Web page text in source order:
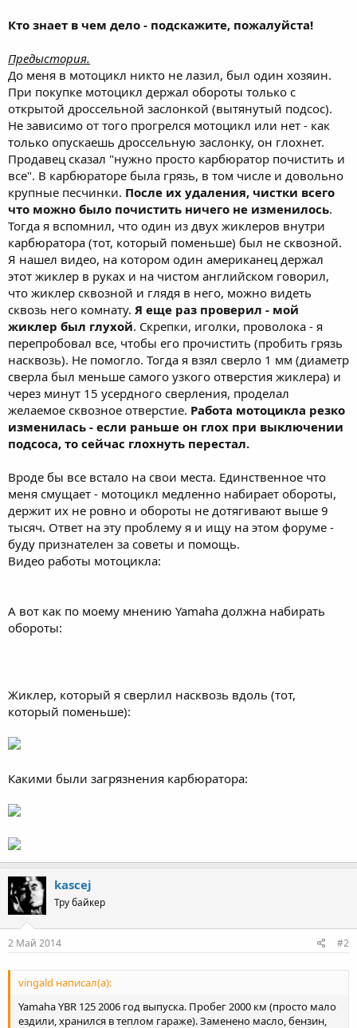
Кто знает в чем дело - подскажите, пожалуйста!
Предыстория.
До меня в мотоцикл никто не лазил, был один хозяин.
При покупке мотоцикл держал обороты только с
открытой дроссельной заслонкой (вытянутый подсос).
Не зависимо от того прогрелся мотоцикл или нет - как
только опускаешь дроссельную заслонку, он глохнет.
Продавец сказал "нужно просто карбюратор почистить и
все". В карбюраторе была грязь, в том числе и довольно
крупные песчинки. После их удаления, чистки всего
что можно было почистить ничего не изменилось.
Тогда я вспомнил, что один из двух жиклеров внутри
карбюратора (тот, который поменьше) был не сквозной.
Я нашел видео, на котором один американец держал
этот жиклер в руках и на чистом английском говорил,
что жиклер сквозной и глядя в него, можно видеть
сквозь него комнату. Я еще раз проверил - мой
жиклер был глухой. Скрепки, иголки, проволока - я
перепробовал все, чтобы его прочистить (пробить грязь
насквозь). Не помогло. Тогда я взял сверло 1 мм (диаметр
сверла был меньше самого узкого отверстия жиклера) и
через минут 15 усердного сверления, проделал
желаемое сквозное отверстие. Работа мотоцикла резко
изменилась - если раньше он глох при выключении
подсоса, то сейчас глохнуть перестал.
Вроде бы все встало на свои места. Единственное что
меня смущает - мотоцикл медленно набирает обороты,
держит их не ровно и обороты не дотягивают выше 9
тысяч. Ответ на эту проблему я и ищу на этом форуме -
буду признателен за советы и помощь.
Видео работы мотоцикла:
А вот как по моему мнению Yamaha должна набирать
обороты:
Жиклер, который я сверлил насквозь вдоль (тот,
который поменьше):
Какими были загрязнения карбюратора:
kascej
Тру байкер
2 Май 2014 #2
vingald написал(а):
Yamaha YBR 125 2006 год выпуска. Пробег 2000 км (просто мало
ездили, хранился в теплом гараже). Заменено масло, бензин,